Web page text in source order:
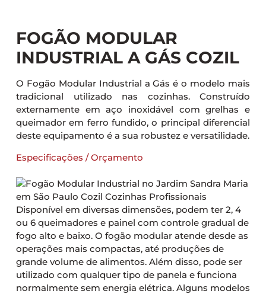
FOGÃO MODULAR
INDUSTRIAL A GÁS COZIL
O Fogão Modular Industrial a Gás é o modelo mais
tradicional utilizado nas cozinhas. Construído
externamente em aço inoxidável com grelhas e
queimador em ferro fundido, o principal diferencial
deste equipamento é a sua robustez e versatilidade.
Especificações / Orçamento
Disponível em diversas dimensões, podem ter 2, 4
ou 6 queimadores e painel com controle gradual de
fogo alto e baixo. O fogão modular atende desde as
operações mais compactas, até produções de
grande volume de alimentos. Além disso, pode ser
utilizado com qualquer tipo de panela e funciona
normalmente sem energia elétrica. Alguns modelos